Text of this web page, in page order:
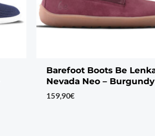
Barefoot Boots Be
Nevada Neo – Burgundy
159,90€